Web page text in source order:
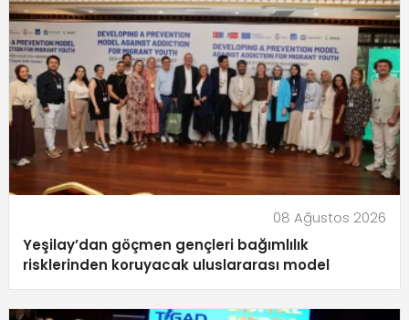
08 Ağustos 2026
Yeşilay’dan göçmen gençleri bağımlılık
risklerinden koruyacak uluslararası model